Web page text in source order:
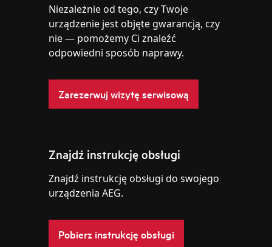
Niezależnie od tego, czy Twoje
urządzenie jest objęte gwarancją, czy
nie — pomożemy Ci znaleźć
odpowiedni sposób naprawy.
Zarezerwuj wizytę serwisową
Znajdź instrukcję obsługi
Znajdź instrukcję obsługi do swojego
urządzenia AEG.
Pobierz instrukcję obsługi